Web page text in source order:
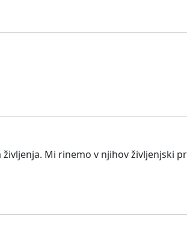
Mi rinemo v njihov življenjski